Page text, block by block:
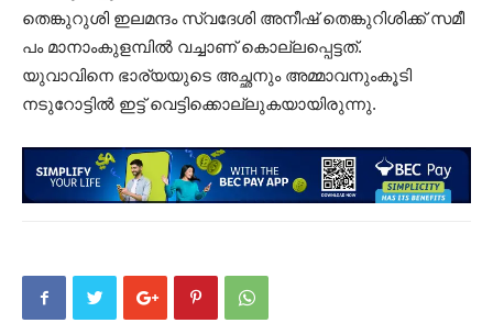
തെ​ങ്കു​റു​ശി ഇലമന്ദം സ്വ​ദേ​ശി അ​നീ​ഷ് തെ​ങ്കു​റി​ശി​ക്ക് സ​മീ​
പം മാ​നാം​കു​ള​മ്പി​ൽ വച്ചാണ് കൊല്ലപ്പെട്ടത്.
യുവാവിനെ ഭാര്യയുടെ അച്ഛനും അമ്മാവനുംകൂടി
നടുറോട്ടിൽ ഇട്ട് വെട്ടിക്കൊല്ലുകയായിരുന്നു.